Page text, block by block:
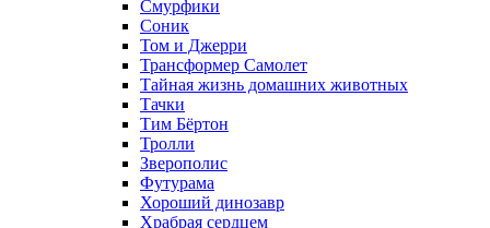
Смурфики
Соник
Том и Джерри
Трансформер Самолет
Тайная жизнь домашних животных
Тачки
Тим Бёртон
Тролли
Зверополис
Футурама
Хороший динозавр
Храбрая сердцем